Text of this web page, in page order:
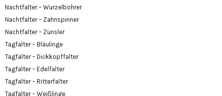
Nachtfalter – Wurzelbohrer
Nachtfalter – Zahnspinner
Nachtfalter – Zünsler
Tagfalter – Bläulinge
Tagfalter – Dickkopffalter
Tagfalter – Edelfalter
Tagfalter – Ritterfalter
Tagfalter – Weißlinge